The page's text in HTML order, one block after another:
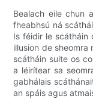
Bealach eile chun
fheabhsú ná
Is féidir le scátháin
illusion de sheomra
scátháin suite os
a léirítear sa
gabhálais
an spáis agus